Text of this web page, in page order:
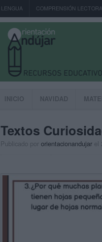
LENGUA COMPRENSIÓN LECTORA
INICIO NAVIDAD
Textos
Publicado por orientacionandujar el